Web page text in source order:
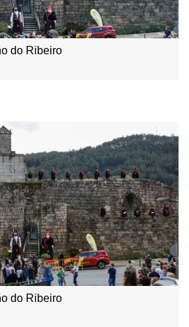
do Ribeiro
do Ribeiro